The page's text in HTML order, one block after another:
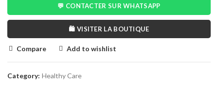
💬 CONTACTER SUR WHATSAPP
🛍️ VISITER LA BOUTIQUE
Compare Add to wishlist
Category: Healthy Care